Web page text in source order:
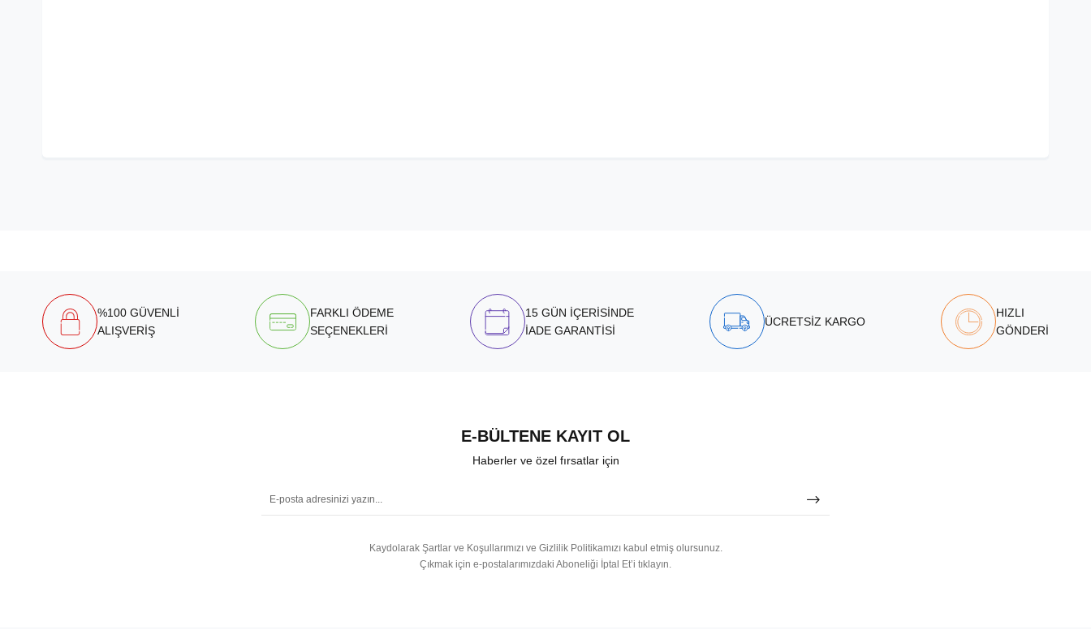
%100 GÜVENLİ
ALIŞVERİŞ
FARKLI ÖDEME
SEÇENEKLERİ
15 GÜN İÇERİSİNDE
İADE GARANTİSİ
ÜCRETSİZ KARGO
HIZLI
GÖNDERİ
E-BÜLTENE KAYIT OL
Haberler ve özel fırsatlar için
Kaydolarak Şartlar ve Koşullarımızı ve Gizlilik Politikamızı kabul etmiş olursunuz.
Çıkmak için e-postalarımızdaki Aboneliği İptal Et’i tıklayın.